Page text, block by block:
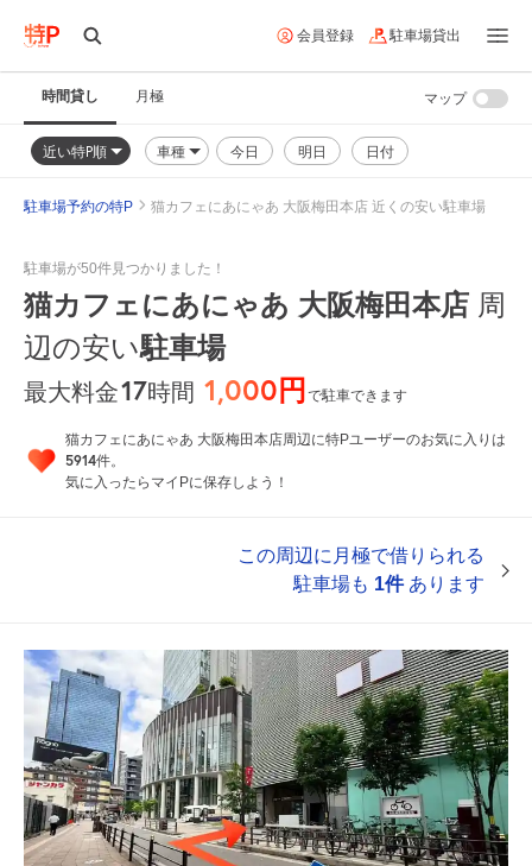
会員登録 駐車場貸出
時間貸し 月極
近い特P順 車種 今日 明日 日付
マップ
駐車場予約の特P 猫カフェにあにゃあ 大阪梅田本店 近くの安い駐車場
駐車場が50件見つかりました！
猫カフェにあにゃあ 大阪梅田本店 周
辺の安い駐車場
最大料金17時間 1,000円で駐車できます
猫カフェにあにゃあ 大阪梅田本店周辺に特Pユーザーのお気に入りは
5914件。
気に入ったらマイPに保存しよう！
この周辺に月極で借りられる
駐車場も 1件あります